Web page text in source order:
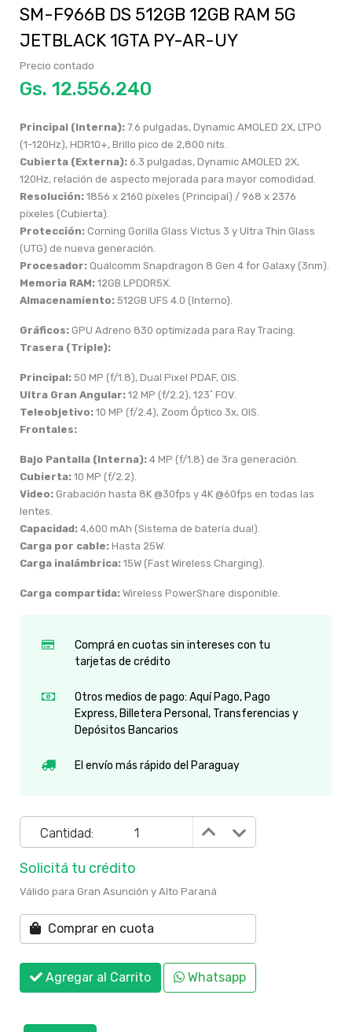
SM-F966B DS 512GB 12GB RAM 5G
JETBLACK 1GTA PY-AR-UY
Precio contado
Gs.
Principal (Interna): 7.6 pulgadas, Dynamic AMOLED 2X, LTPO
(1-120Hz), HDR10+, Brillo pico de 2,800 nits.
Cubierta (Externa): 6.3 pulgadas, Dynamic AMOLED 2X,
120Hz, relación de aspecto mejorada para mayor comodidad.
Resolución: 1856 x 2160 píxeles (Principal) / 968 x 2376
píxeles (Cubierta).
Protección: Corning Gorilla Glass Victus 3 y Ultra Thin Glass
(UTG) de nueva generación.
Procesador: Qualcomm Snapdragon 8 Gen 4 for Galaxy (3nm).
Memoria RAM: 12GB LPDDR5X.
Almacenamiento: 512GB UFS 4.0 (Interno).
Gráficos: GPU Adreno 830 optimizada para Ray Tracing.
Trasera (Triple):
Principal: 50 MP (f/1.8), Dual Pixel PDAF, OIS.
Ultra Gran Angular: 12 MP (f/2.2), 123˚ FOV.
Teleobjetivo: 10 MP (f/2.4), Zoom Óptico 3x, OIS.
Frontales:
Bajo Pantalla (Interna): 4 MP (f/1.8) de 3ra generación.
Cubierta: 10 MP (f/2.2).
Video: Grabación hasta 8K @30fps y 4K @60fps en todas las
lentes.
Capacidad: 4,600 mAh (Sistema de batería dual).
Carga por cable: Hasta 25W.
Carga inalámbrica: 15W (Fast Wireless Charging).
Carga compartida: Wireless PowerShare disponible.
Comprá en cuotas sin intereses con tu
tarjetas de crédito
Otros medios de pago: Aquí Pago, Pago
Express, Billetera Personal, Transferencias y
Depósitos Bancarios
El envío más rápido del Paraguay
Cantidad:
Solicitá tu crédito
Válido para Gran Asunción y Alto Paraná
Comprar en cuota
Agregar al Carrito Whatsapp